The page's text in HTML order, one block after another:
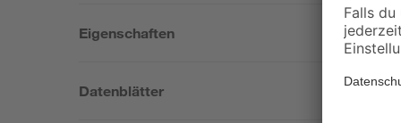
Eigenschaften
Datenblätter